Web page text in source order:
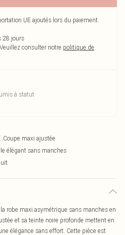
UE ajoutés lors du paiement.
28 jours
Veuillez consulter notre politique de
à statut
Coupe maxi ajustée
élégant sans manches
robe maxi asymétrique sans manches en
et sa teinte noire profonde mettent en
élégance sans effort. Cette pièce est